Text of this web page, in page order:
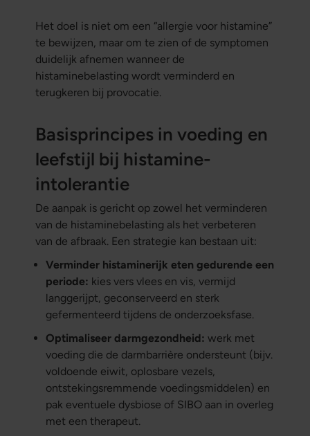
Het doel is niet om een “allergie voor histamine”
te bewijzen, maar om te zien of de symptomen
duidelijk afnemen wanneer de
histaminebelasting wordt verminderd en
terugkeren bij provocatie.
Basisprincipes in voeding en
leefstijl bij histamine-
intolerantie
De aanpak is gericht op zowel het verminderen
van de histaminebelasting als het verbeteren
van de afbraak. Een strategie kan bestaan uit:
Verminder histaminerijk eten gedurende een
periode: kies vers vlees en vis, vermijd
langgerijpt, geconserveerd en sterk
gefermenteerd tijdens de onderzoeksfase.
Optimaliseer darmgezondheid: werk met
voeding die de darmbarrière ondersteunt (bijv.
voldoende eiwit, oplosbare vezels,
ontstekingsremmende voedingsmiddelen) en
pak eventuele dysbiose of SIBO aan in overleg
met een therapeut.